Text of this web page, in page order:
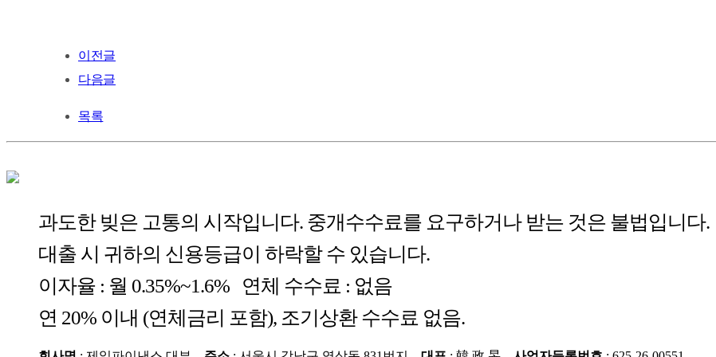
이전글
다음글
목록
과도한 빚은 고통의 시작입니다. 중개수수료를 요구하거나 받는 것은 불법입니다.
대출 시 귀하의 신용등급이 하락할 수 있습니다.
이자율 : 월 0.35%~1.6% 연체 수수료 : 없음
연 20% 이내 (연체금리 포함), 조기상환 수수료 없음.